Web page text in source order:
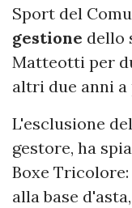
Sport del
gestione dello
Matteotti per
altri due anni a
L'esclusione
gestore, ha
Boxe
alla base